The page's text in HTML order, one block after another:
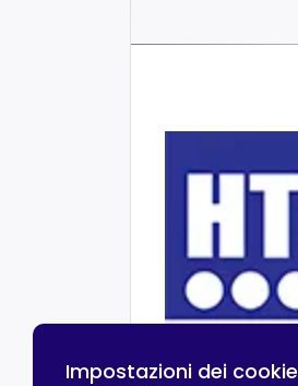
Impostazioni dei cookie